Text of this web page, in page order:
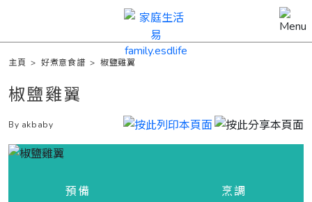
主頁 >好煮意食譜 >椒鹽雞翼
椒鹽雞翼
By akbaby
預備
烹調